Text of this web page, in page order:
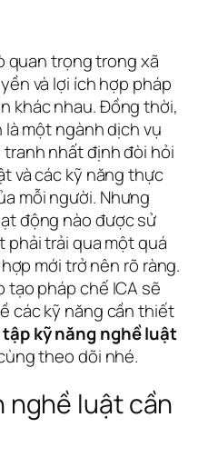
quan trọng trong xã
và lợi ích hợp pháp
khác nhau. Đồng thời,
một ngành dịch vụ
nhất định đòi hỏi
và các kỹ năng thực
mỗi người. Nhưng
động nào được sử
trải qua một quá
mới trở nên rõ ràng.
tạo pháp chế ICA sẽ
các kỹ năng cần thiết
tập kỹ năng nghề luật
theo dõi nhé.
nghề luật cần